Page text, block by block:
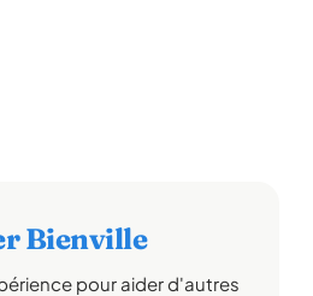
Bienville
pour aider d'autres